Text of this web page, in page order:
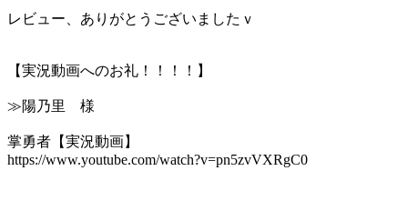
レビュー、ありがとうございましたｖ
【実況動画へのお礼！！！！】
≫陽乃里 様
掌勇者【実況動画】
https://www.youtube.com/watch?v=pn5zvVXRgC0